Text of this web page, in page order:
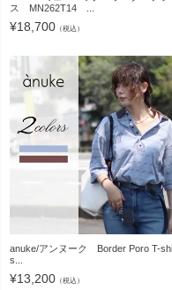
ス MN262T14 ...
¥18,700 （税込）
anuke/アンヌーク Border Poro T-
s...
¥13,200 （税込）